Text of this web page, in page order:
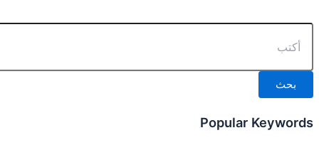
إلى
المحتوى
بحث
Popular Keywords